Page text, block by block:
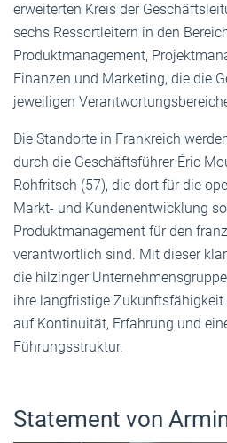
erweiterten Kreis der
sechs Ressortleitern in den
Produktmanagement,
Finanzen und Marketing, die die
jeweiligen
Die Standorte in Frankreich
durch die Geschäftsführer Éric
Rohfritsch (57), die dort für die
Markt- und Kundenentwicklung
Produktmanagement für den
verantwortlich sind. Mit dieser
die hilzinger
ihre langfristige
auf Kontinuität, Erfahrung und
Führungsstruktur.
Statement von